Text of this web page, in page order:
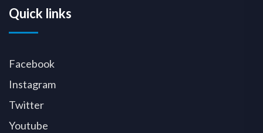
Quick links
Facebook
Instagram
Twitter
Youtube